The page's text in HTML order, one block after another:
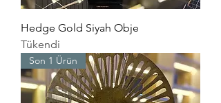
Hedge Gold Siyah Obje
Tükendi
Son 1 Ürün